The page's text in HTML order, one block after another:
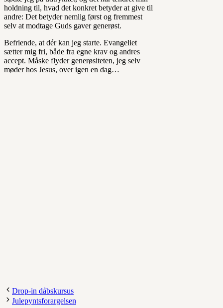
holdning til, hvad det konkret betyder at give til
andre: Det betyder nemlig først og fremmest
selv at modtage Guds gaver generøst.
Befriende, at dér kan jeg starte. Evangeliet
sætter mig fri, både fra egne krav og andres
accept. Måske flyder generøsiteten, jeg selv
møder hos Jesus, over igen en dag…
Drop-in dåbskursus
Julepyntsforargelsen